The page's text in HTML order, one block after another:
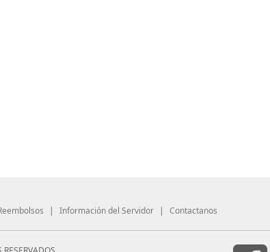
| Información del Servidor | Contactanos